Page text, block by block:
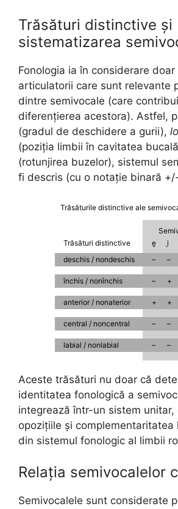
Trăsături distinctive și
sistematizarea
Fonologia ia în considerare
articulatorii care sunt relevante
dintre semivocale (care
diferențierea acestora). Astfel,
(gradul de deschidere a gurii),
(poziția limbii în cavitatea
(rotunjirea buzelor), sistemul
fi descris (cu o notație binară
Trăsăturile distinctive ale
Trăsături distinctive
deschis / nondeschis
închis / nonînchis
anterior / nonaterior
central / noncentral
labial / nonlabial
e̯ i̯
–
–
– +
+ +
– –
– –
Aceste trăsături nu doar că
identitatea fonologică a
integrează într-un sistem unitar,
opozițiile și complementaritatea
din sistemul fonologic al limbii
Relația semivocalelor
Semivocalele sunt considerate